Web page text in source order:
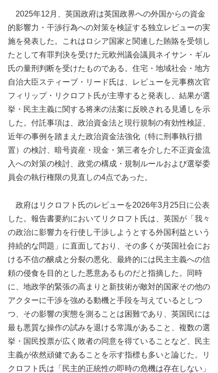
2025年12月、英国政府は英国政界への外国からの資金
的影響力・干渉行為への対策を検証する独立レビューの実
施を発表した。これはロシア国家と関連した賄賂を受領し
たとして有罪判決を受けた元欧州議会議員ネイサン・ギル
氏の量刑判断を受けたものである。住宅・地域社会・地方
自治大臣スティーブ・リード氏は、レビューを元事務次官
フィリップ・リクロフト氏が主導すると発表し、結果が選
挙・民主主義に関する将来の法案に反映される見通しを示
した。付託事項は、政治資金法と現行規制の有効性検証、
近年の事例を踏まえた政治資金法強化（特に刑事執行措
置）の検討、暗号資産・現金・第三者を介した不正資金流
入への対策の検討、政党の構成・規制ルールおよび選挙委
員会の執行権限の見直しの4点であった。
政府はリクロフト氏のレビューを2026年3月25日に公表
した。報告書要約においてリクロフト氏は、英国が「我々
の政治に影響力を行使し干渉しようとする外国利益という
持続的な問題」に直面しており、その多くが英国社会にお
ける不信の醸成と分裂の悪化、最終的には民主主義への信
頼の侵食を目的とした悪意あるものだと指摘した。同時
に、地政学的緊張の高まりと新技術が敵対的国家その他の
アクターに干渉を強める動機と手段を与えているとしつ
つ、その影響の実態を測ることは困難であり、英国民には
最も悪質な操作の試みを退ける常識があること、複数の選
挙・国民投票が広く敗者の同意を得ていることなど、民主
主義が依然頑健であることを示す指標も多いと論じた。リ
クロフト氏は「民主的正統性の即時の危機は存在しない」